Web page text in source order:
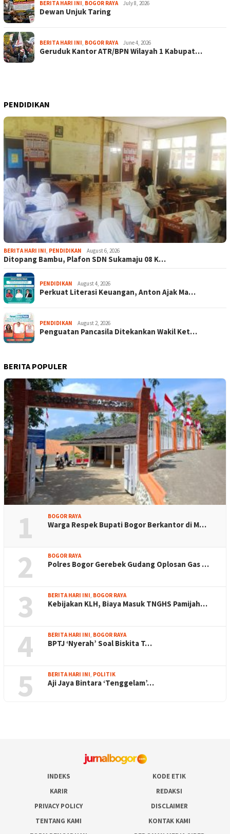
BERITA HARI INI, BOGOR RAYA July 8, 2026
Dewan Unjuk Taring
BERITA HARI INI, BOGOR RAYA June 4, 2026
Geruduk Kantor ATR/BPN Wilayah 1 Kabupat…
PENDIDIKAN
BERITA HARI INI, PENDIDIKAN August 6, 2026
Ditopang Bambu, Plafon SDN Sukamaju 08 K…
PENDIDIKAN August 4, 2026
Perkuat Literasi Keuangan, Anton Ajak Ma…
PENDIDIKAN August 2, 2026
Penguatan Pancasila Ditekankan Wakil Ket…
BERITA POPULER
1 BOGOR RAYA
Warga Respek Bupati Bogor Berkantor di M…
2 BOGOR RAYA
Polres Bogor Gerebek Gudang Oplosan Gas …
3 BERITA HARI INI, BOGOR RAYA
Kebijakan KLH, Biaya Masuk TNGHS Pamijah…
4 BERITA HARI INI, BOGOR RAYA
BPTJ ‘Nyerah’ Soal Biskita T…
5 BERITA HARI INI, POLITIK
Aji Jaya Bintara ‘Tenggelam’…
INDEKS
KODE ETIK
KARIR
REDAKSI
PRIVACY POLICY
DISCLAIMER
TENTANG KAMI
KONTAK KAMI